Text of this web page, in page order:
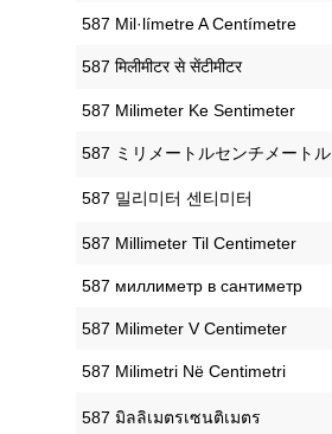
‎587 Mil·límetre A Centímetre
‎587 मिलीमीटर से सेंटीमीटर
‎587 Milimeter Ke Sentimeter
‎587 ミリメートルセンチメートル
‎587 밀리미터 센티미터
‎587 Millimeter Til Centimeter
‎587 миллиметр в сантиметр
‎587 Milimeter V Centimeter
‎587 Milimetri Në Centimetri
‎587 มิลลิเมตรเซนติเมตร